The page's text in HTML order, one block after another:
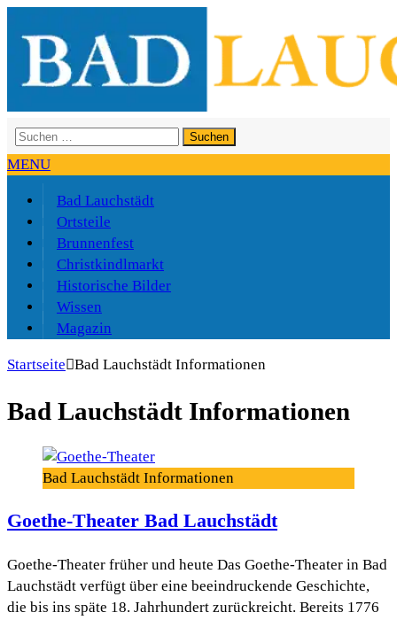
Suchen
nach:
MENU
Bad Lauchstädt
Ortsteile
Brunnenfest
Christkindlmarkt
Historische Bilder
Wissen
Magazin
Startseite Bad Lauchstädt Informationen
Bad Lauchstädt Informationen
Bad Lauchstädt Informationen
Goethe-Theater Bad Lauchstädt
Goethe-Theater früher und heute Das Goethe-Theater in Bad
Lauchstädt verfügt über eine beeindruckende Geschichte,
die bis ins späte 18. Jahrhundert zurückreicht. Bereits 1776